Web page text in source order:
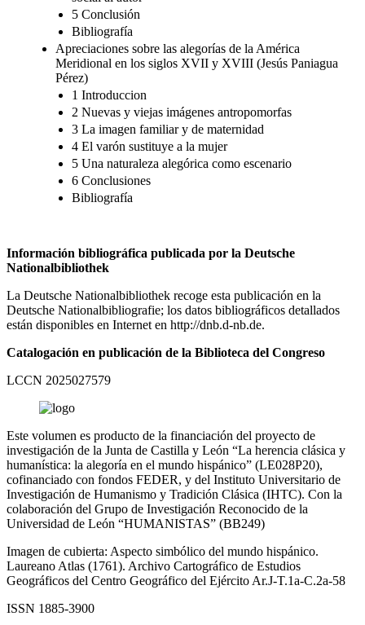
5 Conclusión
Bibliografía
Apreciaciones sobre las alegorías de la América
Meridional en los siglos XVII y XVIII (Jesús Paniagua
Pérez)
1 Introduccion
2 Nuevas y viejas imágenes antropomorfas
3 La imagen familiar y de maternidad
4 El varón sustituye a la mujer
5 Una naturaleza alegórica como escenario
6 Conclusiones
Bibliografía
Información bibliográfica publicada por la Deutsche
Nationalbibliothek
La Deutsche Nationalbibliothek recoge esta publicación en la
Deutsche Nationalbibliografie; los datos bibliográficos detallados
están disponibles en Internet en http://dnb.d-nb.de.
Catalogación en publicación de la Biblioteca del Congreso
LCCN 2025027579
Este volumen es producto de la financiación del proyecto de
investigación de la Junta de Castilla y León “La herencia clásica y
humanística: la alegoría en el mundo hispánico” (LE028P20),
cofinanciado con fondos FEDER, y del Instituto Universitario de
Investigación de Humanismo y Tradición Clásica (IHTC). Con la
colaboración del Grupo de Investigación Reconocido de la
Universidad de León “HUMANISTAS” (BB249)
Imagen de cubierta: Aspecto simbólico del mundo hispánico.
Laureano Atlas (1761). Archivo Cartográfico de Estudios
Geográficos del Centro Geográfico del Ejército Ar.J-T.1a-C.2a-58
ISSN 1885-3900